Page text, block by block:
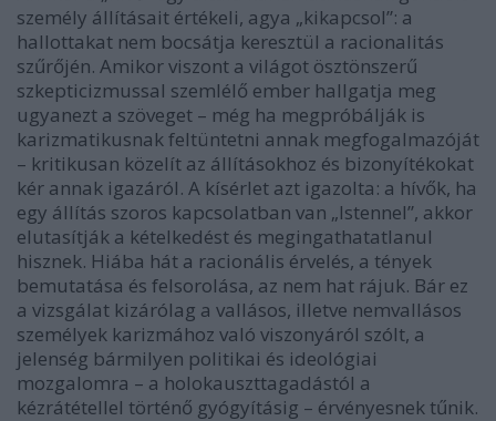
személy állításait értékeli, agya „kikapcsol”: a
hallottakat nem bocsátja keresztül a racionalitás
szűrőjén. Amikor viszont a világot ösztönszerű
szkepticizmussal szemlélő ember hallgatja meg
ugyanezt a szöveget – még ha megpróbálják is
karizmatikusnak feltüntetni annak megfogalmazóját
– kritikusan közelít az állításokhoz és bizonyítékokat
kér annak igazáról. A kísérlet azt igazolta: a hívők, ha
egy állítás szoros kapcsolatban van „Istennel”, akkor
elutasítják a kételkedést és megingathatatlanul
hisznek. Hiába hát a racionális érvelés, a tények
bemutatása és felsorolása, az nem hat rájuk. Bár ez
a vizsgálat kizárólag a vallásos, illetve nemvallásos
személyek karizmához való viszonyáról szólt, a
jelenség bármilyen politikai és ideológiai
mozgalomra – a holokauszttagadástól a
kézrátétellel történő gyógyításig – érvényesnek tűnik.